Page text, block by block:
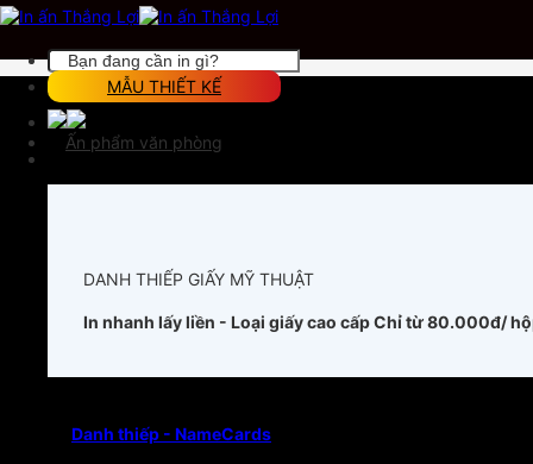
Chuyển
đến
dung
Tìm
kiếm:
MẪU THIẾT KẾ
Ấn phẩm văn phòng
DANH THIẾP GIẤY MỸ THUẬT
In nhanh lấy liền - Loại giấy cao cấpChỉ từ 80.000đ/
Danh thiếp - NameCards